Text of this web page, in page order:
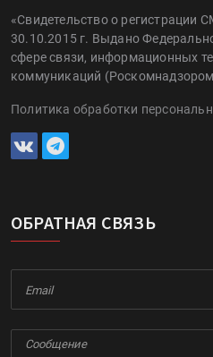
«Свидетельство о
30.10.2015 г. Выдано
сфере связи, информационных
коммуникаций
Политика обработки
ОБРАТНАЯ СВЯЗЬ